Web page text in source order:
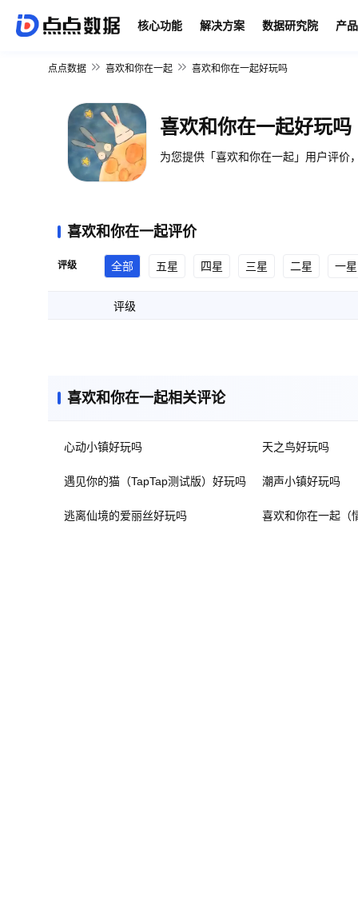
核心功能 解决方案 数据研究院 产
点点数据 喜欢和你在一起 喜欢和你在一起好玩吗
喜欢和你在一起好玩吗
为您提供「喜欢和你在一起」用户评价
喜欢和你在一起评价
评级 全部 五星 四星 三星 二星 一星
评级
喜欢和你在一起相关评论
心动小镇好玩吗 天之鸟好玩吗
遇见你的猫（TapTap测试版）好玩吗 潮声小镇好玩吗
逃离仙境的爱丽丝好玩吗 喜欢和你在一起（